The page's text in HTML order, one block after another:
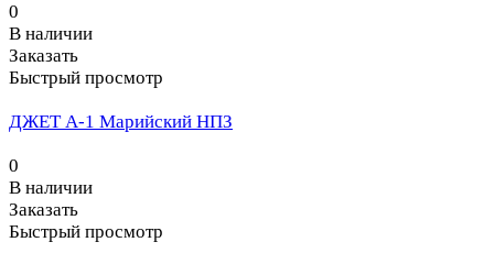
0
В наличии
Заказать
Быстрый просмотр
ДЖЕТ А-1 Марийский НПЗ
0
В наличии
Заказать
Быстрый просмотр